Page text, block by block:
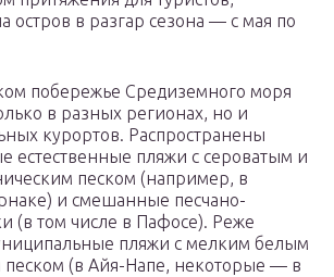
остров в разгар сезона — с мая по
побережье Средиземного моря
в разных регионах, но и
курортов. Распространены
естественные пляжи с сероватым и
песком (например, в
и смешанные песчано-
(в том числе в Пафосе). Реже
пляжи с мелким белым
песком (в Айя-Напе, некоторые — в